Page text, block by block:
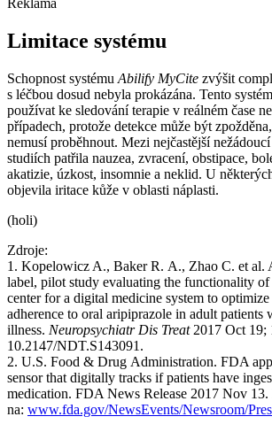
Reklama
Limitace systému
Schopnost systému Abilify MyCite zvýšit
s léčbou dosud nebyla prokázána. Tento
používat ke sledování terapie v reálném čase
případech, protože detekce může být
nemusí proběhnout. Mezi nejčastější
studiích patřila nauzea, zvracení, obstipace,
akatizie, úzkost, insomnie a neklid. U
objevila iritace kůže v oblasti náplasti.
(holi)
Zdroje:
1. Kopelowicz A., Baker R. A., Zhao C. et al.
label, pilot study evaluating the functionality of
center for a digital medicine system to
adherence to oral aripiprazole in adult patients
illness. Neuropsychiatr Dis Treat2017 Oct 19;
10.2147/NDT.S143091.
2. U.S. Food & Drug Administration. FDA
sensor that digitally tracks if patients have
medication. FDA News Release 2017 Nov 13.
na: www.fda.gov/NewsEvents/Newsroom/